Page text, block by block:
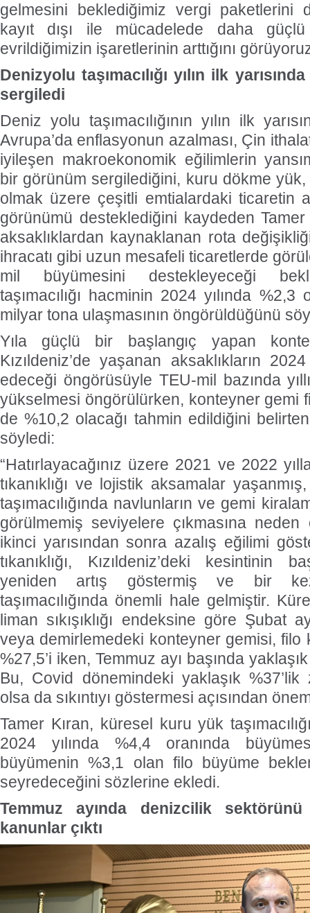
gelmesini beklediğimiz vergi paketlerini
kayıt dışı ile mücadelede daha
evrildiğimizin işaretlerinin arttığını
Denizyolu taşımacılığı yılın ilk
sergiledi
Deniz yolu taşımacılığının yılın ilk
Avrupa’da enflasyonun azalması, Çin
iyileşen makroekonomik eğilimlerin
bir görünüm sergilediğini, kuru dökme
olmak üzere çeşitli emtialardaki ticaretin
görünümü desteklediğini kaydeden Tamer
aksaklıklardan kaynaklanan rota
ihracatı gibi uzun mesafeli ticaretlerde
mil büyümesini destekleyeceği
taşımacılığı hacminin 2024 yılında
milyar tona ulaşmasının öngörüldüğünü
Yıla güçlü bir başlangıç yapan
Kızıldeniz’de yaşanan aksaklıkların
edeceği öngörüsüyle TEU-mil bazında
yükselmesi öngörülürken, konteyner gemi
de %10,2 olacağı tahmin edildiğini
söyledi:
“Hatırlayacağınız üzere 2021 ve 2022
tıkanıklığı ve lojistik aksamalar
taşımacılığında navlunların ve gemi
görülmemiş seviyelere çıkmasına neden
ikinci yarısından sonra azalış eğilimi
tıkanıklığı, Kızıldeniz’deki kesintinin
yeniden artış göstermiş ve bir
taşımacılığında önemli hale gelmiştir.
liman sıkışıklığı endeksine göre Şubat
veya demirlemedeki konteyner gemisi, filo
%27,5’i iken, Temmuz ayı başında
Bu, Covid dönemindeki yaklaşık
olsa da sıkıntıyı göstermesi açısından
Tamer Kıran, küresel kuru yük
2024 yılında %4,4 oranında
büyümenin %3,1 olan filo büyüme
seyredeceğini sözlerine ekledi.
Temmuz ayında denizcilik
kanunlar çıktı